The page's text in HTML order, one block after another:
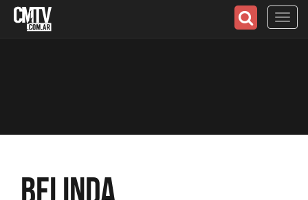
Belinda